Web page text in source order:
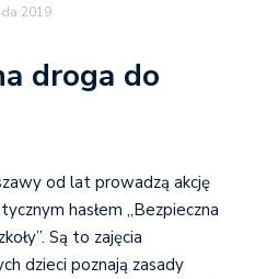
2019
droga do
od lat prowadzą akcję
hasłem „Bezpieczna
Są to zajęcia
dzieci poznają zasady